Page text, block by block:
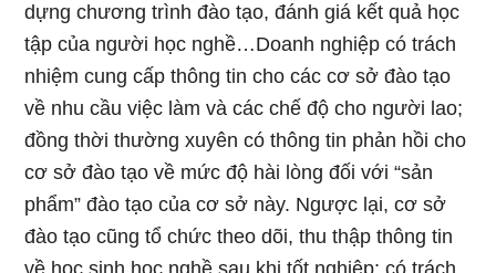
dựng chương trình đào tạo, đánh giá kết quả học
tập của người học nghề…Doanh nghiệp có trách
nhiệm cung cấp thông tin cho các cơ sở đào tạo
về nhu cầu việc làm và các chế độ cho người lao;
đồng thời thường xuyên có thông tin phản hồi cho
cơ sở đào tạo về mức độ hài lòng đối với “sản
phẩm” đào tạo của cơ sở này. Ngược lại, cơ sở
đào tạo cũng tổ chức theo dõi, thu thập thông tin
về học sinh học nghề sau khi tốt nghiệp; có trách